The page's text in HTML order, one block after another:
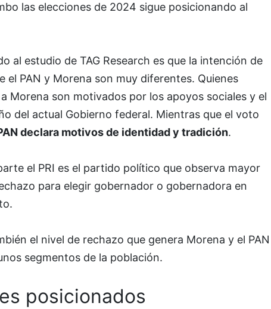
las elecciones de 2024 sigue posicionando al
al estudio de TAG Research es que la intención de
el PAN y Morena son muy diferentes. Quienes
Morena son motivados por los apoyos sociales y el
del actual Gobierno federal. Mientras que el voto
declara motivos de identidad y tradición.
el PRI es el partido político que observa mayor
para elegir gobernador o gobernadora en
el nivel de rechazo que genera Morena y el PAN
segmentos de la población.
posicionados